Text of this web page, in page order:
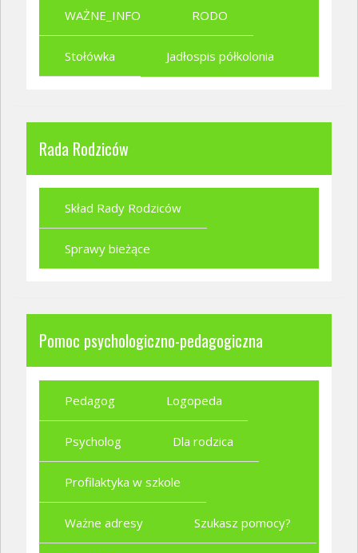
WAŻNE_INFO RODO
Stołówka Jadłospis półkolonia
Rada Rodziców
Skład Rady Rodziców
Sprawy bieżące
Pomoc psychologiczno-pedagogiczna
Pedagog Logopeda
Psycholog Dla rodzica
Profilaktyka w szkole
Ważne adresy Szukasz pomocy?